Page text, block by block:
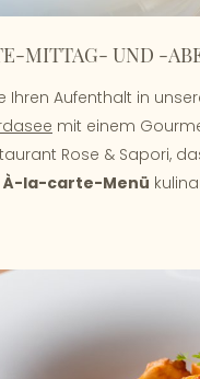
MITTAG- UND -
Ihren Aufenthalt in
mit einem
Rose & Sapori,
À-la-carte-Menü